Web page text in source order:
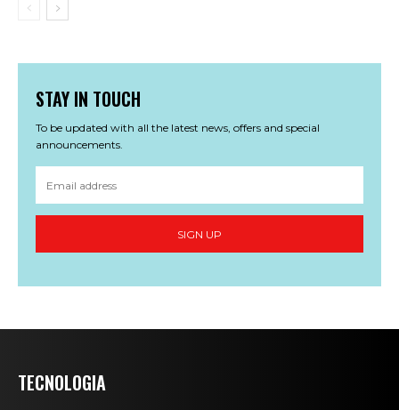
STAY IN TOUCH
To be updated with all the latest news, offers and special
announcements.
SIGN UP
TECNOLOGIA